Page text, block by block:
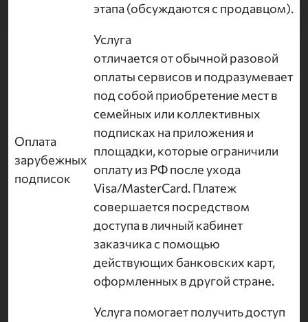
этапа (обсуждаются с продавцом).
Оплата
зарубежных
подписок
Услуга
отличается от обычной разовой
оплаты сервисов и подразумевает
под собой приобретение мест в
семейных или коллективных
подписках на приложения и
площадки, которые ограничили
оплату из РФ после ухода
Visa/MasterCard. Платеж
совершается посредством
доступа в личный кабинет
заказчика с помощью
действующих банковских карт,
оформленных в другой стране.
Услуга помогает получить доступ